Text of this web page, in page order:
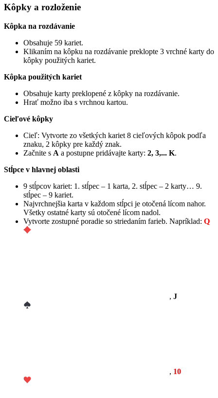
Kôpky a rozloženie
Kôpka na rozdávanie
Obsahuje 59 kariet.
Klikaním na kôpku na rozdávanie preklopte 3 vrchné karty do
kôpky použitých kariet.
Kôpka použitých kariet
Obsahuje karty preklopené z kôpky na rozdávanie.
Hrať možno iba s vrchnou kartou.
Cieľové kôpky
Cieľ: Vytvorte zo všetkých kariet 8 cieľových kôpok podľa
znaku, 2 kôpky pre každý znak.
Začnite s A a postupne pridávajte karty: 2, 3,... K.
Stĺpce v hlavnej oblasti
9 stĺpcov kariet: 1. stĺpec – 1 karta, 2. stĺpec – 2 karty… 9.
stĺpec – 9 kariet.
Najvrchnejšia karta v každom stĺpci je otočená lícom nahor.
Všetky ostatné karty sú otočené lícom nadol.
Vytvorte zostupné poradie so striedaním farieb. Napríklad: Q
, J
, 10